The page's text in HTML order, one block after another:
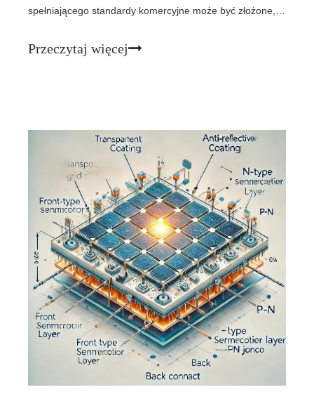
spełniającego standardy komercyjne może być złożone,
użyciu łatwo dostępnych materiałów. Oto prosty
Przeczytaj więcej